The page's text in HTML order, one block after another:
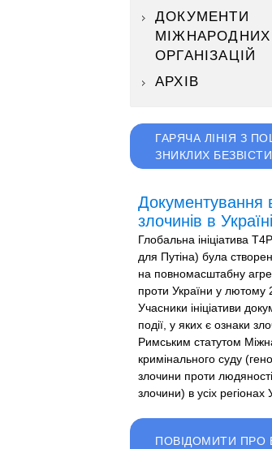
ДОКУМЕНТИ
МІЖНАРОДНИХ
ОРГАНІЗАЦІЙ
АРХІВ
ГАРЯЧА ЛІНІЯ З
ЗНИКЛИХ БЕЗВІСТИ
Документування
злочинів в
Глобальна ініціатива
для Путіна) була
на повномасштабну
проти України у лютому
Учасники ініціативи
події, у яких є ознаки
Римським статутом
кримінального суду
злочини проти
злочини) в усіх регіонах
ПОВІДОМИТИ ПРО